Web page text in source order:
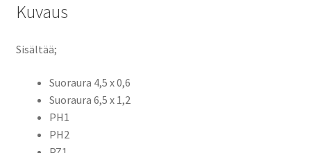
Kuvaus
Sisältää;
Suoraura 4,5 x 0,6
Suoraura 6,5 x 1,2
PH1
PH2